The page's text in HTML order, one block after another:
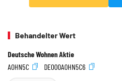
Behandelter Wert
Deutsche Wohnen Aktie
A0HN5C
DE000A0HN5C6